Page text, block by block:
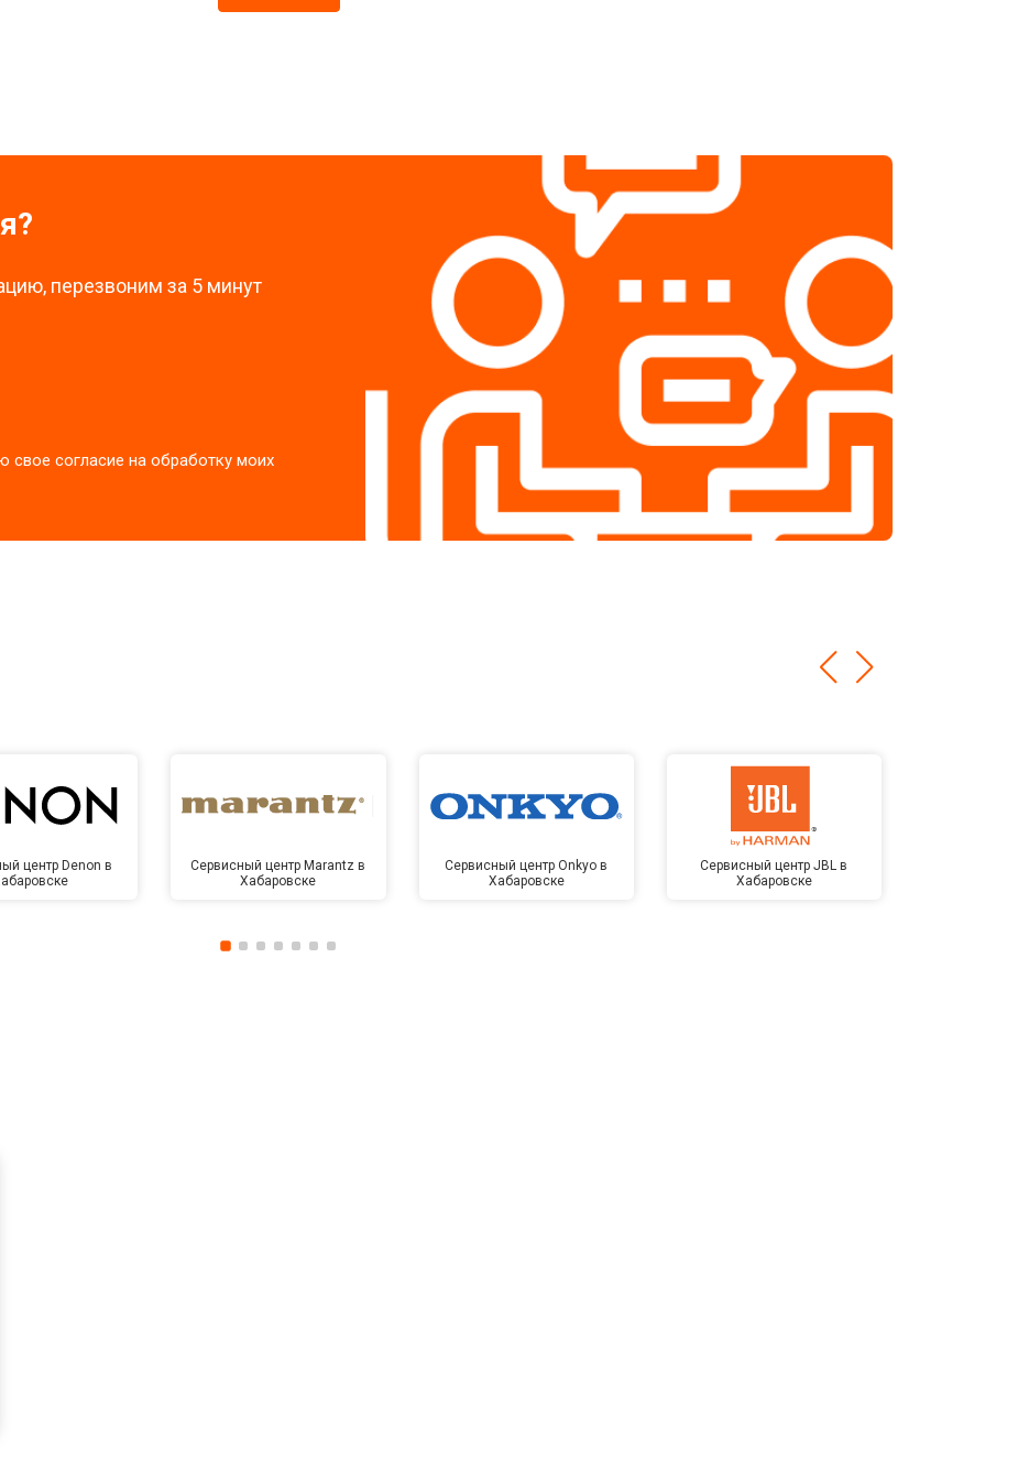
перезвоним за 5 минут
свое согласие на обработку моих
центр Denon в
Сервисный центр Marantz в
Хабаровске
Сервисный центр Onkyo в
Хабаровске
Сервисный центр JBL в
Хабаровске